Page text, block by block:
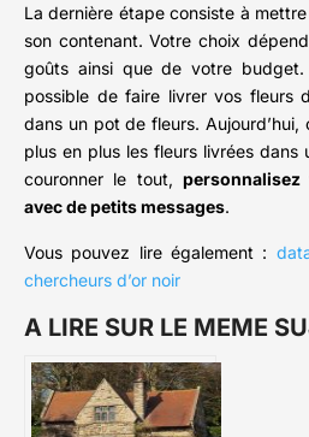
La dernière étape consiste à
son contenant. Votre choix
goûts ainsi que de votre
possible de faire livrer vos fleurs
dans un pot de fleurs.
plus en plus les fleurs livrées dans
couronner le tout,
avec de petits messages.
Vous pouvez lire également :
chercheurs d’or noir
A LIRE SUR LE MEME